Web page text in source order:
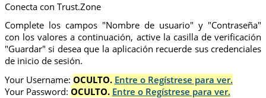
Conecta con Trust.Zone
Complete los campos "Nombre de usuario" y "Contraseña"
con los valores a continuación, active la casilla de verificación
"Guardar" si desea que la aplicación recuerde sus credenciales
de inicio de sesión.
Your Username: OCULTO. Entre o Regístrese para ver.
Your Password: OCULTO. Entre o Regístrese para ver.